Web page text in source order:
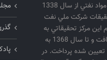
با هدف تحقيق و توسعه در زمينه كاربرد مواد نفتي از سال 1338
شركت ملي نفت
اين مركز تحقيقاتي به
«مركز پژوهش و خدمات علمي» تغيير يافت و تا سال 1368 به
تعيين شده پرداخت. در